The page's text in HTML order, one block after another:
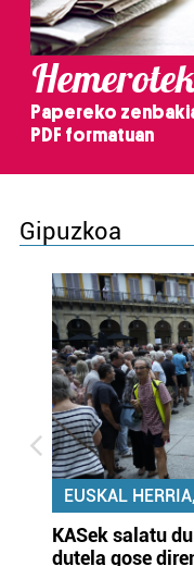
Papereko
PDF formatuan
Gipuzkoa
EUSKAL
KASek salatu
dutela gose